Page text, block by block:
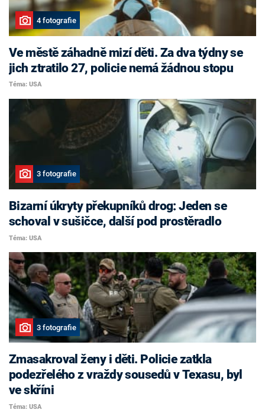
4 fotografie
Ve městě záhadně mizí děti. Za dva týdny se
jich ztratilo 27, policie nemá žádnou stopu
Téma: USA
3 fotografie
Bizarní úkryty překupníků drog: Jeden se
schoval v sušičce, další pod prostěradlo
Téma: USA
3 fotografie
Zmasakroval ženy i děti. Policie zatkla
podezřelého z vraždy sousedů v Texasu, byl
ve skříni
Téma: USA